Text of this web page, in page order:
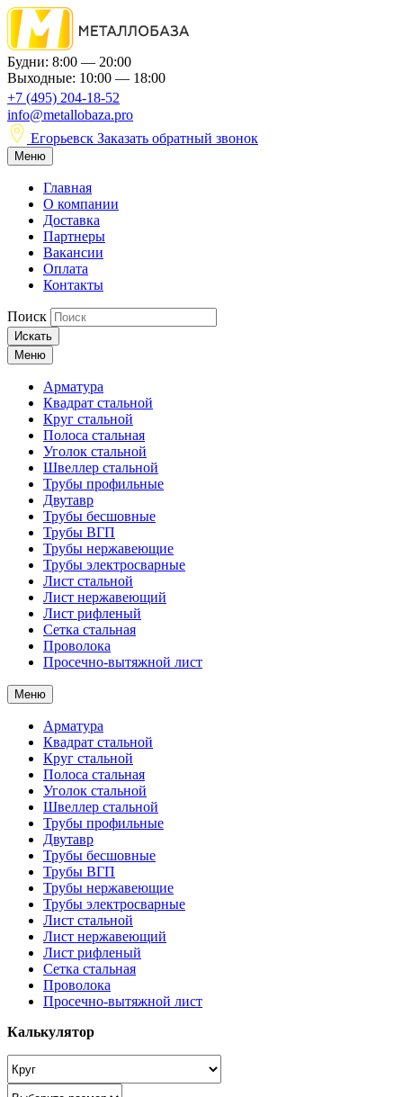
Будни: 8:00 — 20:00
Выходные: 10:00 — 18:00
+7 (495) 204-18-52
info@metallobaza.pro
Егорьевск Заказать обратный звонок
Меню
Главная
О компании
Доставка
Партнеры
Вакансии
Оплата
Контакты
Поиск
Искать
Меню
Арматура
Квадрат стальной
Круг стальной
Полоса стальная
Уголок стальной
Швеллер стальной
Трубы профильные
Двутавр
Трубы бесшовные
Трубы ВГП
Трубы нержавеющие
Трубы электросварные
Лист стальной
Лист нержавеющий
Лист рифленый
Сетка стальная
Проволока
Просечно-вытяжной лист
Меню
Арматура
Квадрат стальной
Круг стальной
Полоса стальная
Уголок стальной
Швеллер стальной
Трубы профильные
Двутавр
Трубы бесшовные
Трубы ВГП
Трубы нержавеющие
Трубы электросварные
Лист стальной
Лист нержавеющий
Лист рифленый
Сетка стальная
Проволока
Просечно-вытяжной лист
Калькулятор